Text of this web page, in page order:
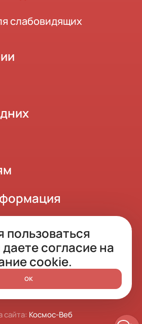
слабовидящих
54_00361637 (2)
сайта: Космос-Веб
согласие на
cookie.
ок